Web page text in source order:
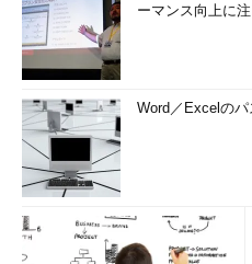
ーマンス向上に
Word／Excelの